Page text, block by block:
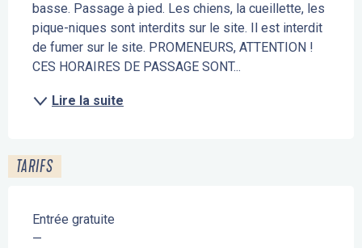
basse. Passage à pied. Les chiens, la cueillette, les
pique-niques sont interdits sur le site. Il est interdit
de fumer sur le site. PROMENEURS, ATTENTION !
CES HORAIRES DE PASSAGE SONT...
Lire la suite
TARIFS
Entrée gratuite
—